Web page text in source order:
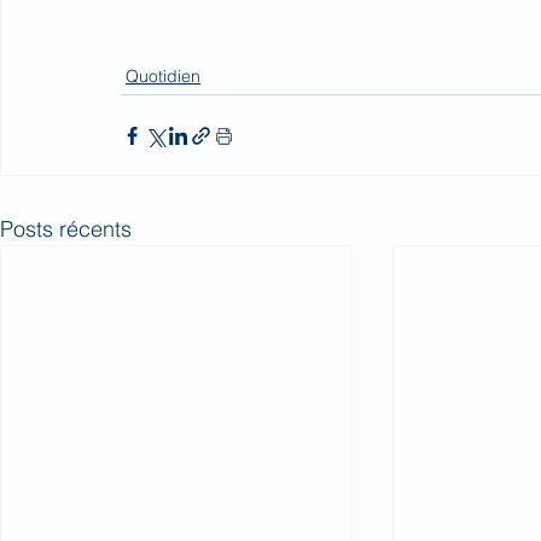
Quotidien
Posts récents